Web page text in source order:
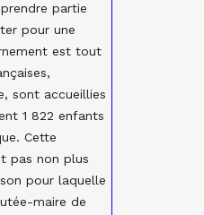
partie
pour une
est tout
sont accueillies
1 822 enfants
Cette
pas non plus
pour laquelle
maire de